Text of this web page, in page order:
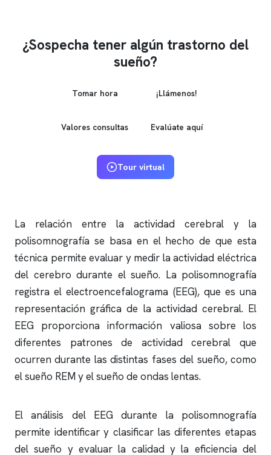
¿Sospecha tener algún trastorno del
sueño?
Tomar hora ¡Llámenos!
Valores consultas Evalúate aquí
Tour virtual
La relación entre la actividad cerebral y la
polisomnografía se basa en el hecho de que esta
técnica permite evaluar y medir la actividad eléctrica
del cerebro durante el sueño. La polisomnografía
registra elelectroencefalograma (EEG), que es una
representación gráfica de la actividad cerebral. El
EEG proporciona información valiosa sobre los
diferentes patrones de actividad cerebral que
ocurren durante las distintas fases del sueño, como
el sueño REM y el sueño de ondas lentas.
El análisis del EEG durante la polisomnografía
permite identificar y clasificar las diferentes etapas
del sueño y evaluar la calidad y la eficiencia del